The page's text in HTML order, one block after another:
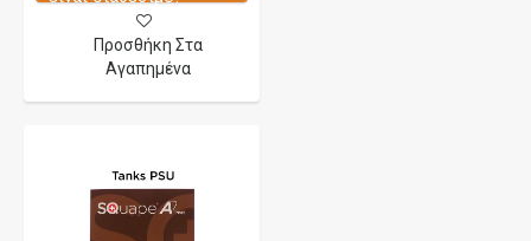
Προσθήκη Στα
Αγαπημένα